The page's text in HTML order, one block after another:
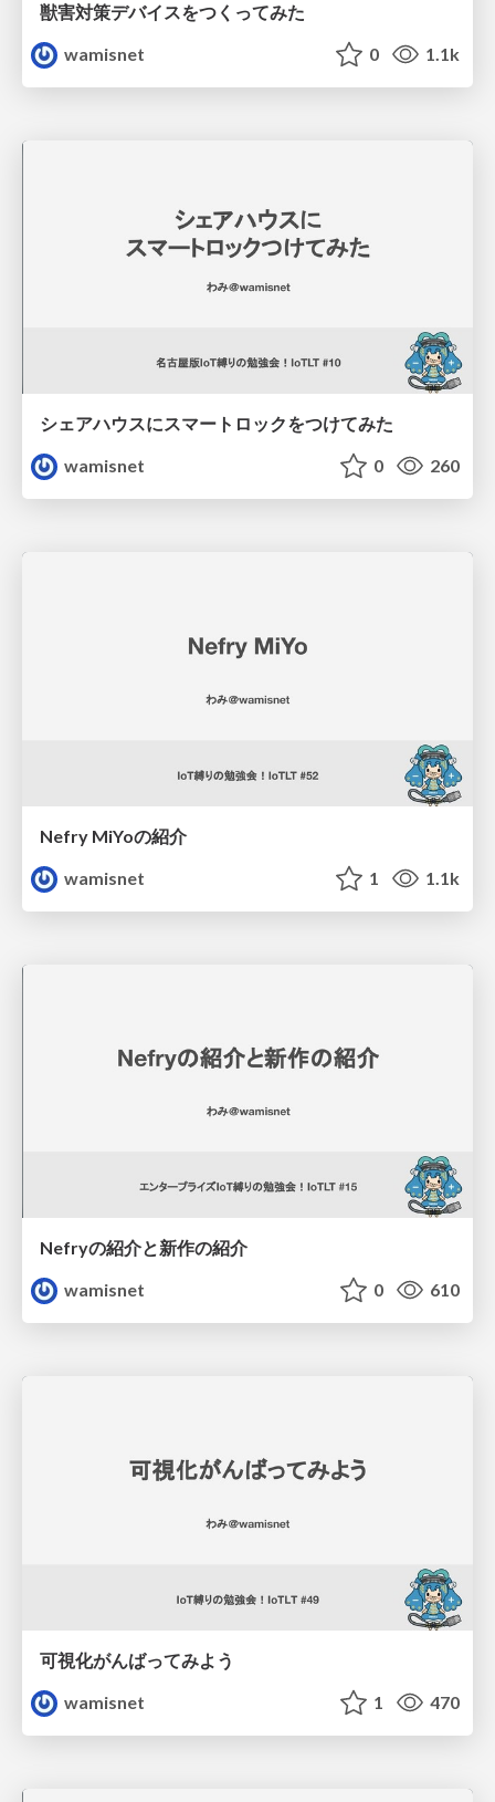
獣害対策デバイスをつくってみた
wamisnet
0 1.1k
シェアハウスにスマートロックをつけてみた
wamisnet
0 260
Nefry MiYoの紹介
wamisnet
1 1.1k
Nefryの紹介と新作の紹介
wamisnet
0 610
可視化がんばってみよう
wamisnet
1 470